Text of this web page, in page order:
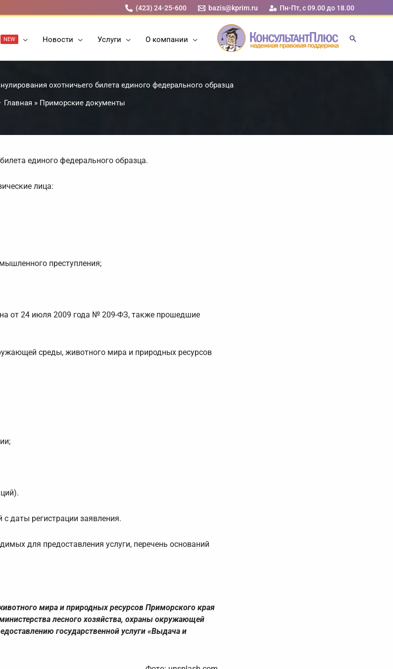
(423) 24-25-600 bazis@kprim.ru Пн-Пт, с 09.00 до 18.00
NEW Новости Услуги О компании
охотничьего билета единого федерального образца
Главная » Приморские документы
единого федерального образца.
лица:
преступления;
от 24 июля 2009 года № 209-ФЗ, также прошедшие
среды, животного мира и природных ресурсов
даты регистрации заявления.
для предоставления услуги, перечень оснований
мира и природных ресурсов Приморского края
лесного хозяйства, охраны окружающей
государственной услуги «Выдача и